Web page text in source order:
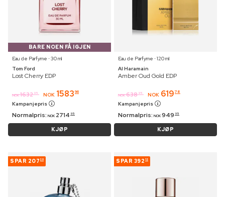
BARE NOEN FÅ IGJEN
Eau de Parfyme ⋅ 30 ml
Tom Ford
Lost Cherry EDP
NOK 1632 95 NOK 1583 96
Kampanjepris
Normalpris: NOK 2714 95
KJØP
Eau de Parfyme ⋅ 120 ml
Al Haramain
Amber Oud Gold EDP
NOK 638 95 NOK 619 78
Kampanjepris
Normalpris: NOK 949 95
KJØP
SPAR 207 20 SPAR 392 12